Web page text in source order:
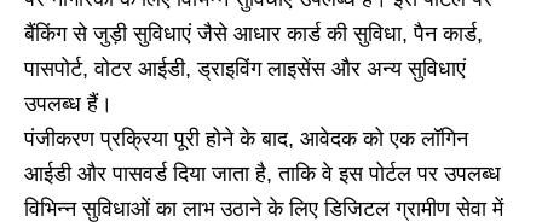
बैंकिंग से जुड़ी सुविधाएं जैसे आधार कार्ड की सुविधा, पैन कार्ड,
पासपोर्ट, वोटर आईडी, ड्राइविंग लाइसेंस और अन्य सुविधाएं
उपलब्ध हैं।
पंजीकरण प्रक्रिया पूरी होने के बाद, आवेदक को एक लॉगिन
आईडी और पासवर्ड दिया जाता है, ताकि वे इस पोर्टल पर उपलब्ध
विभिन्न सुविधाओं का लाभ उठाने के लिए डिजिटल ग्रामीण सेवा में